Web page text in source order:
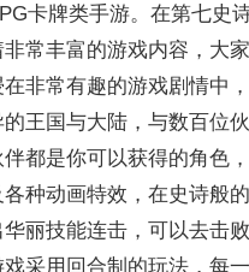
卡牌类手游。在第七史
常丰富的游戏内容，大
非常有趣的游戏剧情中
王国与大陆，与数百位
都是你可以获得的角色
种动画特效，在史诗般
华丽技能连击，可以去击
采用回合制的玩法，每